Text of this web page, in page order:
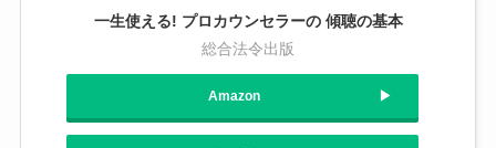
一生使える! プロカウンセラーの 傾聴の基本
総合法令出版
Amazon